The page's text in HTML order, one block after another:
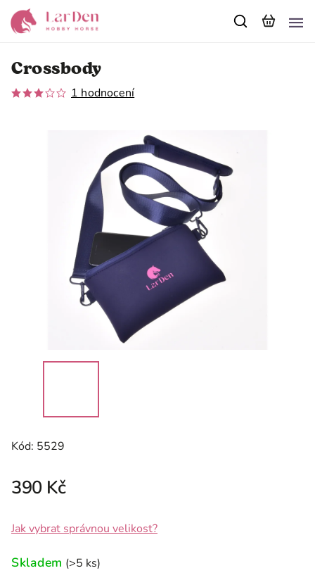
Crossbody
1 hodnocení
Kód: 5529
390 Kč
Skladem (>5 ks)
Jak vybrat správnou velikost?